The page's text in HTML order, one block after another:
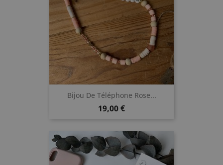
Bijou De Téléphone Rose...
Prix
19,00 €